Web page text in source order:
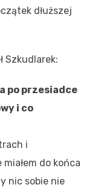
dłuższej
Szkudlarek:
po przesiadce
i co
i
do końca
nic sobie nie